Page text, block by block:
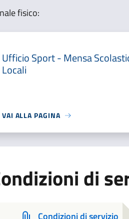
fisico:
Ufficio Sport - Mensa
Locali
VAI ALLA PAGINA
di